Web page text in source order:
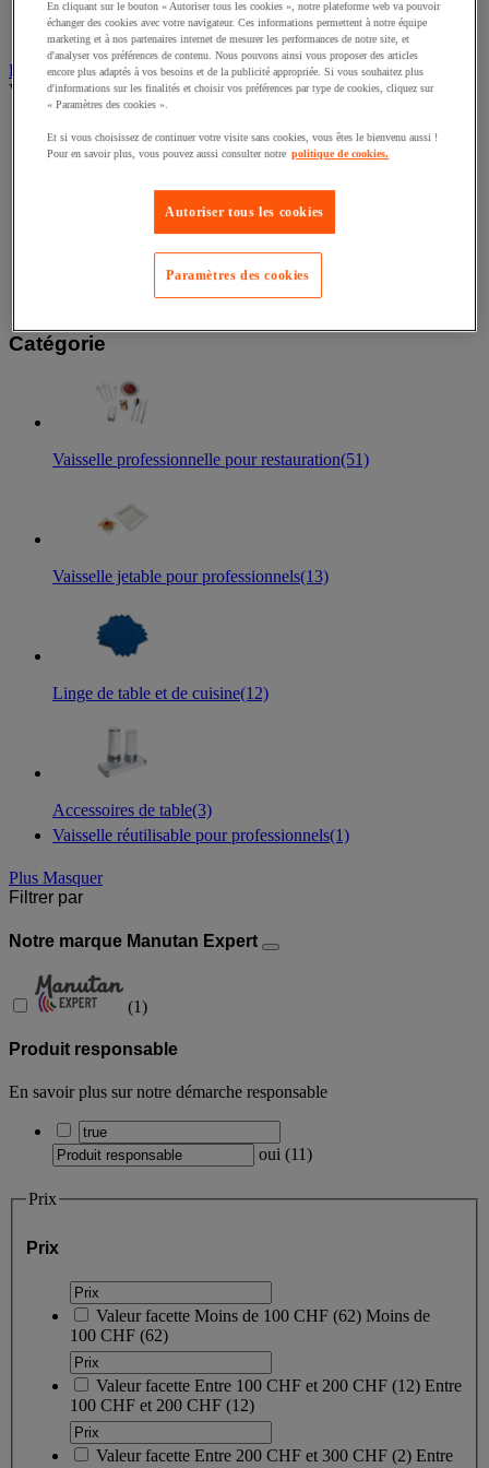
Pelle et cuillère doseuse
Découpe et préparation culinaire
Voir toute la catégorie
Film alimentaire
Couteau, ciseaux et planche à découper
Art de la table
Catégorie
Vaisselle professionnelle pour restauration(51)
Vaisselle jetable pour professionnels(13)
Linge de table et de cuisine(12)
Accessoires de table(3)
Vaisselle réutilisable pour professionnels(1)
Plus Masquer
Filtrer par
Notre marque Manutan Expert
(1)
Produit responsable
En savoir plus sur notre démarche responsable
oui (11)
Prix
Prix
Valeur facette Moins de 100 CHF (62) Moins de
100 CHF (62)
Valeur facette Entre 100 CHF et 200 CHF (12) Entre
100 CHF et 200 CHF (12)
Valeur facette Entre 200 CHF et 300 CHF (2) Entre
En cliquant sur le bouton « Autoriser tous les cookies », notre plateforme web va pouvoir
échanger des cookies avec votre navigateur. Ces informations permettent à notre équipe
marketing et à nos partenaires internet de mesurer les performances de notre site, et
d'analyser vos préférences de contenu. Nous pouvons ainsi vous proposer des articles
encore plus adaptés à vos besoins et de la publicité appropriée. Si vous souhaitez plus
d'informations sur les finalités et choisir vos préférences par type de cookies, cliquez sur
« Paramètres des cookies ».
Et si vous choisissez de continuer votre visite sans cookies, vous êtes le bienvenu aussi !
Pour en savoir plus, vous pouvez aussi consulter notre politique de cookies.
Autoriser tous les cookies
Paramètres des cookies